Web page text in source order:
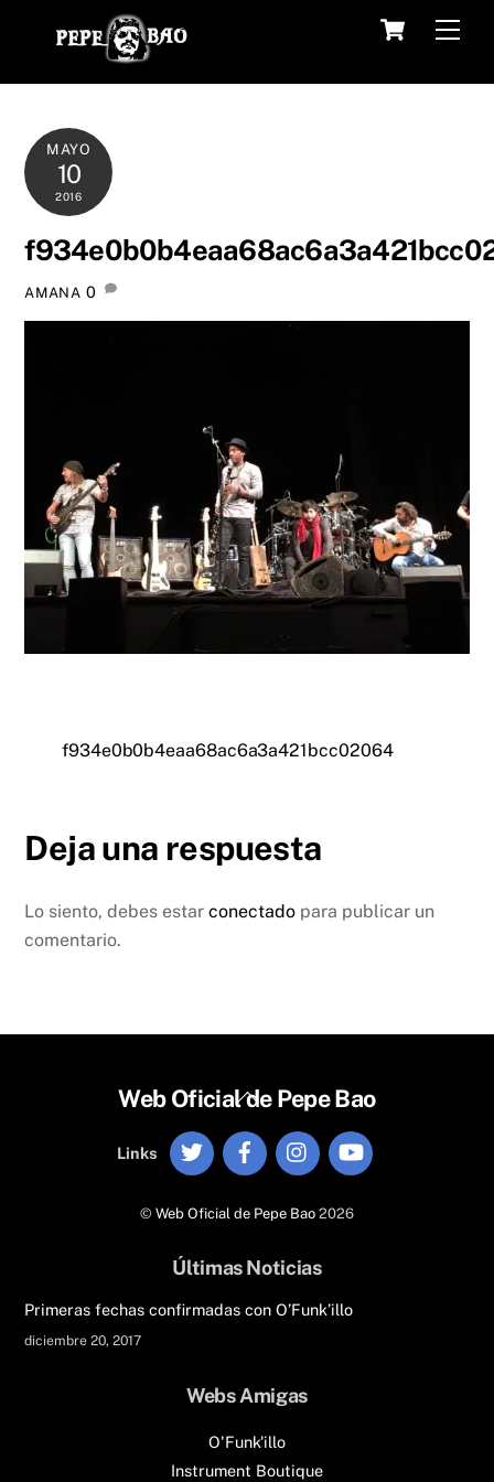
Cart
MAYO
10
2016
AMANA 0
f934e0b0b4eaa68ac6a3a421bcc02064
Deja una respuesta
Lo siento, debes estarconectado para publicar un
comentario.
Back
Top
Web Oficial de Pepe Bao
Links
Twitter FacebookInstagram
© Web Oficial de Pepe Bao 2026
Últimas Noticias
Primeras fechas confirmadas con O’Funk’illo
diciembre 20, 2017
Webs Amigas
O'Funk'illo
Instrument Boutique